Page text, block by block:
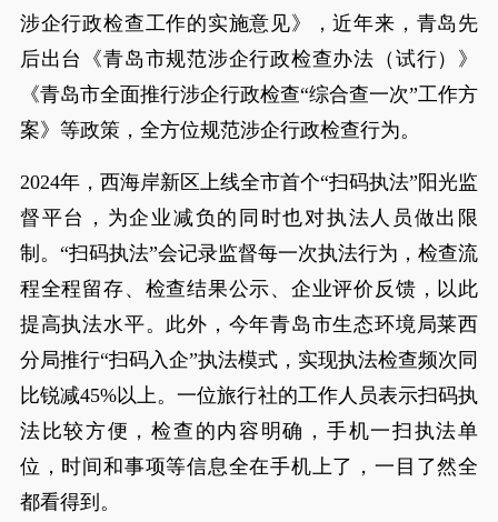
涉企行政检查工作的实施意见》，近年来，青岛先
后出台《青岛市规范涉企行政检查办法（试行）》
《青岛市全面推行涉企行政检查“综合查一次”工作方
案》等政策，全方位规范涉企行政检查行为。
2024年，西海岸新区上线全市首个“扫码执法”阳光监
督平台，为企业减负的同时也对执法人员做出限
制。“扫码执法”会记录监督每一次执法行为，检查流
程全程留存、检查结果公示、企业评价反馈，以此
提高执法水平。此外，今年青岛市生态环境局莱西
分局推行“扫码入企”执法模式，实现执法检查频次同
比锐减45%以上。一位旅行社的工作人员表示扫码执
法比较方便，检查的内容明确，手机一扫执法单
位，时间和事项等信息全在手机上了，一目了然全
都看得到。